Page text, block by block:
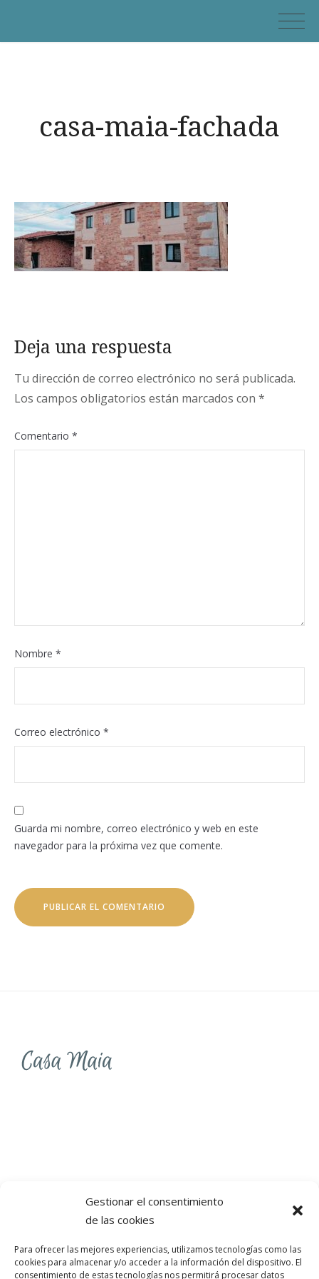
Gestionar el consentimiento
de las cookies
Para ofrecer las mejores experiencias, utilizamos tecnologías como las
cookies para almacenar y/o acceder a la información del dispositivo. El
consentimiento de estas tecnologías nos permitirá procesar datos
casa-maia-fachada
Deja una respuesta
Tu dirección de correo electrónico no será publicada.
Los campos obligatorios están marcados con *
Comentario *
Nombre *
Correo electrónico *
Guarda mi nombre, correo electrónico y web en este
navegador para la próxima vez que comente.
Anllóns Grande, 11 15110